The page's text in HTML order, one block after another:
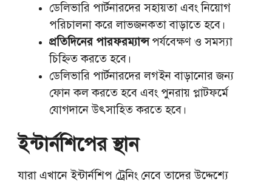
ডেলিভারি পার্টনারদের সহায়তা এবং নিয়োগ
পরিচালনা করে লাভজনকতা বাড়াতে হবে।
প্রতিদিনের পারফরম্যান্সপর্যবেক্ষণ ও সমস্যা
চিহ্নিত করতে হবে।
ডেলিভারি পার্টনারদের লগইন বাড়ানোর জন্য
ফোন কল করতে হবে এবং পুনরায় প্লাটফর্মে
যোগদানে উৎসাহিত করতে হবে।
ইন্টার্নশিপের স্থান
যারা এখানে ইন্টার্নশিপ ট্রেনিং নেবে তাদের উদ্দেশ্যে